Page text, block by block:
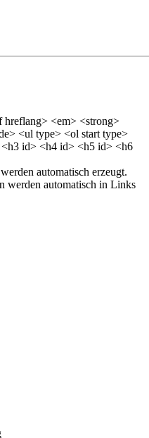
<em> <strong>
<ul type> <ol start type>
id> <h4 id> <h5 id> <h6
automatisch erzeugt.
werden automatisch in Links